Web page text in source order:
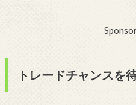
トレードチャンスを